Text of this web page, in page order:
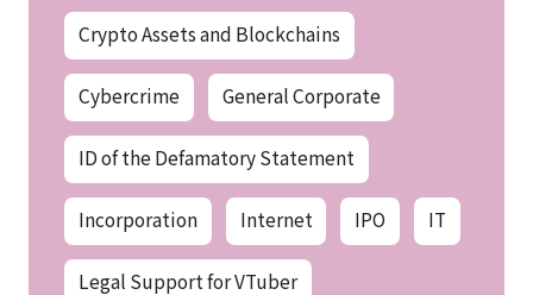
Crypto Assets and Blockchains
Cybercrime General Corporate
ID of the Defamatory Statement
Incorporation Internet IPO IT
Legal Support for VTuber